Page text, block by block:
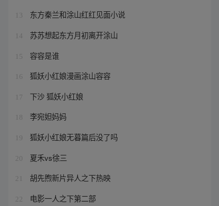
13 东方秦兰和涂山红红见面小说
14 苏苏想起东方月初离开涂山
15 容容是谁
16 狐妖小红娘漫画涂山容容
17 下沙 狐妖小红娘
18 李宛妲妈妈
19 狐妖小红娘无暮篇后没了吗
20 夏禾vs徐三
21 胡先煦新片异人之下热映
22 电影一人之下第二部